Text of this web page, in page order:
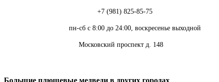
+7 (981) 825-85-75
пн-сб с 8:00 до 24:00, воскресенье выходной
Московский проспект д. 148
Большие плюшевые медведи в других городах